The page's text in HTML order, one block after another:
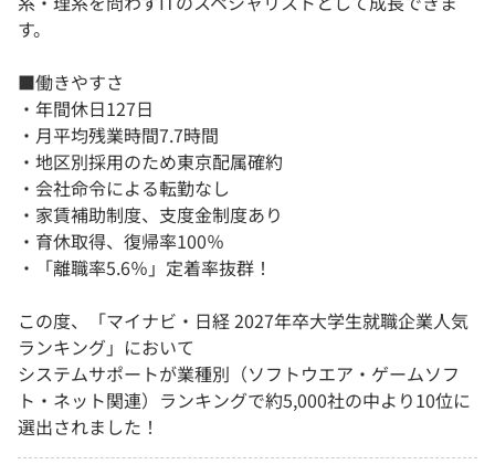
す。
■働きやすさ
・年間休日127日
・月平均残業時間7.7時間
・地区別採用のため東京配属確約
・会社命令による転勤なし
・家賃補助制度、支度金制度あり
・育休取得、復帰率100％
・「離職率5.6％」定着率抜群！
この度、「マイナビ・日経 2027年卒大学生就職企業人気
ランキング」において
システムサポートが業種別（ソフトウエア・ゲームソフ
ト・ネット関連）ランキングで約5,000社の中より10位に
選出されました！